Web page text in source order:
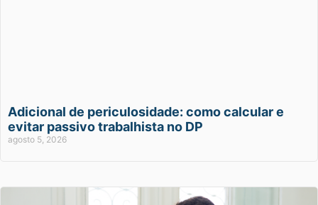
Adicional de periculosidade: como calcular e
evitar passivo trabalhista no DP
agosto 5, 2026